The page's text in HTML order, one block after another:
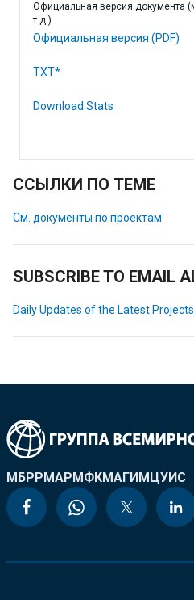
Официальная версия документа
т.д.)
Официальная версия (PDF)
TXT*
Download Stats
ССЫЛКИ ПО ТЕМЕ
См. документы по проектам
SUBSCRIBE TO EMAIL
Daily Updates of the Latest
МБРРМАРМФКМАГИМЦУИС